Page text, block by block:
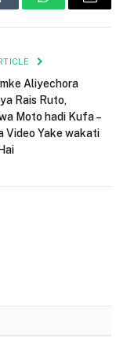
WhatsAppEmail
Aliyechora
Rais Ruto,
Moto hadi Kufa –
Video Yake wakati